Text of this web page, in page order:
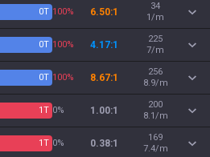
0T 100% 6.50:1
34
1/m
0T 100% 4.17:1
225
7/m
0T 100% 8.67:1
256
8.9/m
1T 0% 1.00:1
200
8.1/m
1T 0% 0.38:1
169
7.4/m